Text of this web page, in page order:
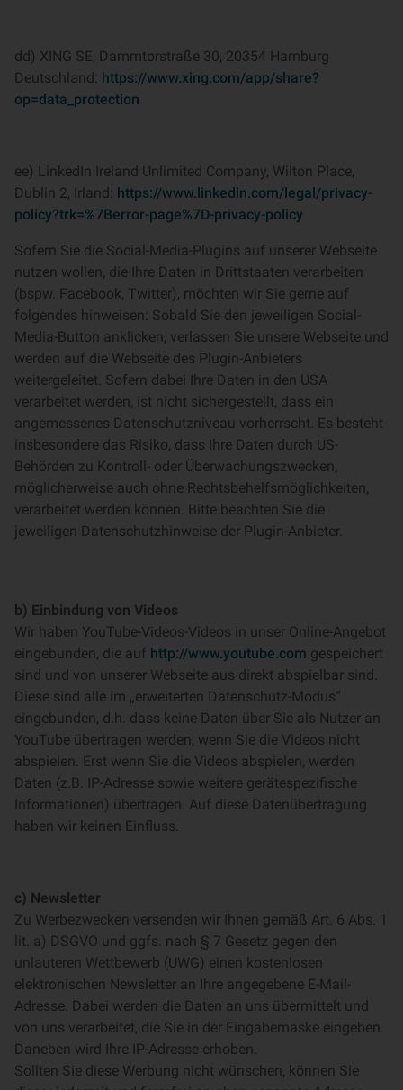
dd) XING SE, Dammtorstraße 30, 20354 Hamburg
Deutschland: https://www.xing.com/app/share?
op=data_protection
ee) LinkedIn Ireland Unlimited Company, Wilton Place,
Dublin 2, Irland: https://www.linkedin.com/legal/privacy-
policy?trk=%7Berror-page%7D-privacy-policy
Sofern Sie die Social-Media-Plugins auf unserer Webseite
nutzen wollen, die Ihre Daten in Drittstaaten verarbeiten
(bspw. Facebook, Twitter), möchten wir Sie gerne auf
folgendes hinweisen: Sobald Sie den jeweiligen Social-
Media-Button anklicken, verlassen Sie unsere Webseite und
werden auf die Webseite des Plugin-Anbieters
weitergeleitet. Sofern dabei Ihre Daten in den USA
verarbeitet werden, ist nicht sichergestellt, dass ein
angemessenes Datenschutzniveau vorherrscht. Es besteht
insbesondere das Risiko, dass Ihre Daten durch US-
Behörden zu Kontroll- oder Überwachungszwecken,
möglicherweise auch ohne Rechtsbehelfsmöglichkeiten,
verarbeitet werden können. Bitte beachten Sie die
jeweiligen Datenschutzhinweise der Plugin-Anbieter.
b) Einbindung von Videos
Wir haben YouTube-Videos-Videos in unser Online-Angebot
eingebunden, die auf http://www.youtube.com gespeichert
sind und von unserer Webseite aus direkt abspielbar sind.
Diese sind alle im „erweiterten Datenschutz-Modus“
eingebunden, d.h. dass keine Daten über Sie als Nutzer an
YouTube übertragen werden, wenn Sie die Videos nicht
abspielen. Erst wenn Sie die Videos abspielen, werden
Daten (z.B. IP-Adresse sowie weitere gerätespezifische
Informationen) übertragen. Auf diese Datenübertragung
haben wir keinen Einfluss.
c) Newsletter
Zu Werbezwecken versenden wir Ihnen gemäß Art. 6 Abs. 1
lit. a) DSGVO und ggfs. nach § 7 Gesetz gegen den
unlauteren Wettbewerb (UWG) einen kostenlosen
elektronischen Newsletter an Ihre angegebene E-Mail-
Adresse. Dabei werden die Daten an uns übermittelt und
von uns verarbeitet, die Sie in der Eingabemaske eingeben.
Daneben wird Ihre IP-Adresse erhoben.
Sollten Sie diese Werbung nicht wünschen, können Sie